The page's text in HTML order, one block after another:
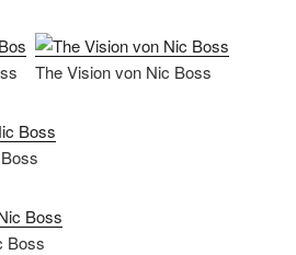
The Vision von Nic Boss
Boss